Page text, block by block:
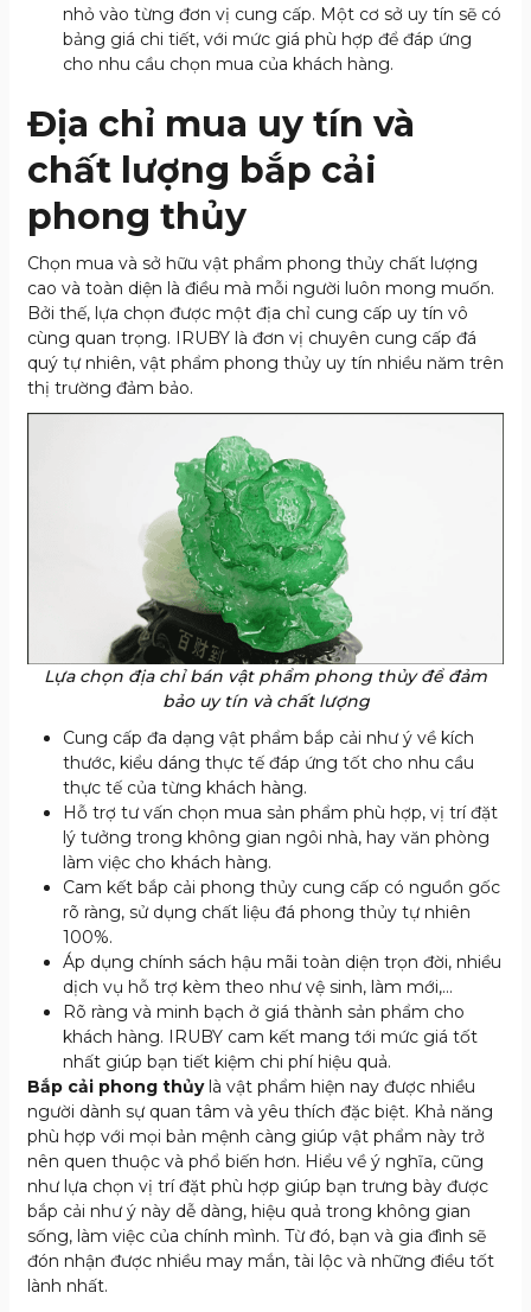
nhỏ vào từng đơn vị cung cấp. Một cơ sở uy tín sẽ có
bảng giá chi tiết, với mức giá phù hợp để đáp ứng
cho nhu cầu chọn mua của khách hàng.
Địa chỉ mua uy tín và
chất lượng bắp cải
phong thủy
Chọn mua và sở hữu vật phẩm phong thủy chất lượng
cao và toàn diện là điều mà mỗi người luôn mong muốn.
Bởi thế, lựa chọn được một địa chỉ cung cấp uy tín vô
cùng quan trọng. IRUBY là đơn vị chuyên cung cấp đá
quý tự nhiên, vật phẩm phong thủy uy tín nhiều năm trên
thị trường đảm bảo.
Lựa chọn địa chỉ bán vật phẩm phong thủy để đảm
bảo uy tín và chất lượng
Cung cấp đa dạng vật phẩm bắp cải như ý về kích
thước, kiểu dáng thực tế đáp ứng tốt cho nhu cầu
thực tế của từng khách hàng.
Hỗ trợ tư vấn chọn mua sản phẩm phù hợp, vị trí đặt
lý tưởng trong không gian ngôi nhà, hay văn phòng
làm việc cho khách hàng.
Cam kết bắp cải phong thủy cung cấp có nguồn gốc
rõ ràng, sử dụng chất liệu đá phong thủy tự nhiên
100%.
Áp dụng chính sách hậu mãi toàn diện trọn đời, nhiều
dịch vụ hỗ trợ kèm theo như vệ sinh, làm mới,…
Rõ ràng và minh bạch ở giá thành sản phẩm cho
khách hàng. IRUBY cam kết mang tới mức giá tốt
nhất giúp bạn tiết kiệm chi phí hiệu quả.
Bắp cải phong thủylà vật phẩm hiện nay được nhiều
người dành sự quan tâm và yêu thích đặc biệt. Khả năng
phù hợp với mọi bản mệnh càng giúp vật phẩm này trở
nên quen thuộc và phổ biến hơn. Hiểu về ý nghĩa, cũng
như lựa chọn vị trí đặt phù hợp giúp bạn trưng bày được
bắp cải như ý này dễ dàng, hiệu quả trong không gian
sống, làm việc của chính mình. Từ đó, bạn và gia đình sẽ
đón nhận được nhiều may mắn, tài lộc và những điều tốt
lành nhất.